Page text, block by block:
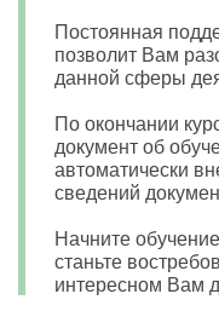
Постоянная
позволит Вам
данной сферы
По окончании
документ об
автоматически
сведений
Начните
станьте
интересном Вам